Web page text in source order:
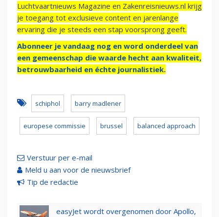
Luchtvaartnieuws Magazine en Zakenreisnieuws.nl krijg
je toegang tot exclusieve content en jarenlange
ervaring die je steeds een stap voorsprong geeft.
Abonneer je vandaag nog en word onderdeel van
een gemeenschap die waarde hecht aan kwaliteit,
betrouwbaarheid en échte journalistiek.
schiphol barry madlener
europese commissie brussel balanced approach
Verstuur per e-mail
Meld u aan voor de nieuwsbrief
Tip de redactie
easyJet wordt overgenomen door Apollo,